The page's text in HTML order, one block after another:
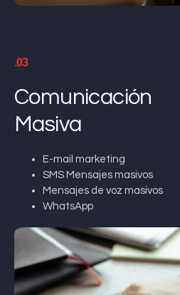
.03
Comunicación
Masiva
E-mail marketing
SMS Mensajes masivos
Mensajes de voz masivos
WhatsApp